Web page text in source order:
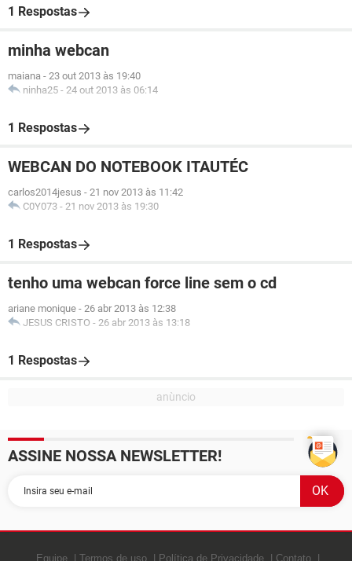
1 Respostas
minha webcan
maiana - 23 out 2013 às 19:40
ninha25 - 24 out 2013 às 06:14
1 Respostas
WEBCAN DO NOTEBOOK ITAUTÉC
carlos2014jesus - 21 nov 2013 às 11:42
C0Y073 - 21 nov 2013 às 19:30
1 Respostas
tenho uma webcan force line sem o cd
ariane monique - 26 abr 2013 às 12:38
JESUS CRISTO - 26 abr 2013 às 13:18
1 Respostas
ASSINE NOSSA NEWSLETTER!
Equipe Termos de uso Política de Privacidade Contato